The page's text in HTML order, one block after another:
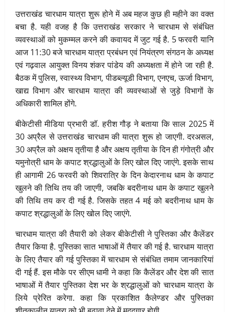
उत्तराखंड चारधाम यात्रा शुरू होने में अब महज कुछ ही महीने का वक्त
बचा है. यही वजह है कि उत्तराखंड सरकार ने चारधाम से संबंधित
व्यवस्थाओं को मुकम्मल करने की कवायद में जुट गई है. 5 फरवरी यानि
आज 11:30 बजे चारधाम यात्रा प्रबंधन एवं नियंत्रण संगठन के अध्यक्ष
एवं गढ़वाल आयुक्त विनय शंकर पांडेय की अध्यक्षता में होने जा रही है.
बैठक में पुलिस, स्वास्थ्य विभाग, पीडब्ल्यूडी विभाग, एनएच, ऊर्जा विभाग,
खाद्य विभाग और चारधाम यात्रा की व्यवस्थाओं से जुड़े विभागों के
अधिकारी शामिल होंगे.
बीकेटीसी मीडिया प्रभारी डॉ. हरीश गौड़ ने बताया कि साल 2025 में
30 अप्रैल से उत्तराखंड चारधाम की यात्रा शुरू हो जाएगी. दरअसल,
30 अप्रैल को अक्षय तृतीया है और अक्षय तृतीया के दिन ही गंगोत्री और
यमुनोत्री धाम के कपाट श्रद्धालुओं के लिए खोल दिए जाएंगे. इसके साथ
ही आगामी 26 फरवरी को शिवरात्रि के दिन केदारनाथ धाम के कपाट
खुलने की तिथि तय की जाएगी, जबकि बदरीनाथ धाम के कपाट खुलने
की तिथि तय कर दी गई है. जिसके तहत 4 मई को बदरीनाथ धाम के
कपाट श्रद्धालुओं के लिए खोल दिए जाएंगे.
चारधाम यात्रा की तैयारी को लेकर बीकेटीसी ने पुस्तिका और कैलेंडर
तैयार किया है. पुस्तिका सात भाषाओं में तैयार की गई है. चारधाम यात्रा
के लिए तैयार की गई पुस्तिका में चारधाम से संबंधित तमाम जानकारियां
दी गई हैं. इस मौके पर सीएम धामी ने कहा कि कैलेंडर और देश की सात
भाषाओं में तैयार पुस्तिका देश भर के श्रद्धालुओं को चारधाम यात्रा के
लिये प्रेरित करेगा. कहा कि प्रकाशित कैलेण्डर और पुस्तिका